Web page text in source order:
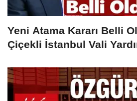
Yeni Atama Kararı Belli
Çiçekli İstanbul Vali